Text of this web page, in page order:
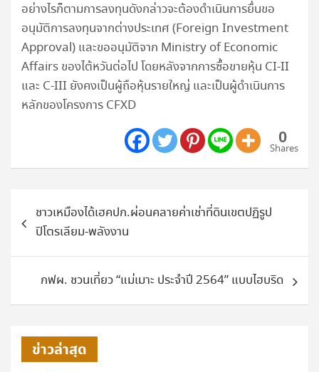
อย่างไรก็ตามการลงทุนดังกล่าวจะต้องดำเนินการยื่นขอ
อนุมัติการลงทุนจากต่างประเทศ (Foreign Investment
Approval) และขออนุมัติจาก Ministry of Economic
Affairs ของไต้หวันต่อไป โดยหลังจากการซื้อขายหุ้น CI-II
และ C-III ยังคงเป็นผู้ถือหุ้นรายใหญ่ และเป็นผู้ดำเนินการ
หลักของโครงการ CFXD
0
Shares
แนะแนว
เรื่องชาวเหมืองได้เฮคปก.ผ่อนคลายค่าเช่าที่ดินเขตปฏิรูป
ปิโตรเลียม-พลังงาน
กฟผ. ชวนเที่ยว “แม่เมาะ ประจำปี 2564” แบบไฮบริด
ข่าวล่าสุด